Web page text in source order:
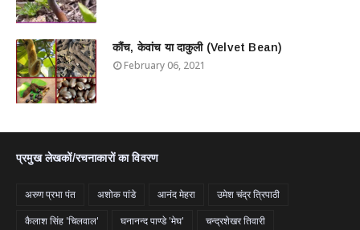
कौंच, केवांच या दाकुली (Velvet Bean)
February 06, 2021
प्रमुख लेखकों/रचनाकारों का विवरण
अरुण प्रभा पंत अशोक पांडे आनंद मेहरा
उमेश चंद्र त्रिपाठी
कैलाश सिंह 'चिलवाल'
घनानन्द पाण्डे 'मेघ'
चन्द्रशेखर तिवारी